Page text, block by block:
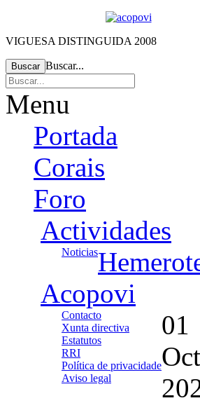
VIGUESA DISTINGUIDA 2008
Buscar Buscar...
Menu
Portada
Corais
Foro
Actividades
Noticias
Acopovi
Contacto
Xunta directiva
Estatutos
RRI
Política de privacidade
Aviso legal
01
Oct